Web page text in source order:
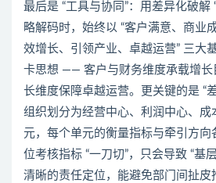
最后是 “工具与协同”：用差异化破解
略解码时，始终以 “客户满意、商业
效增长、引领产业、卓越运营” 三大
卡思想 —— 客户与财务维度承载增长
长维度保障卓越运营。更关键的是 “
组织划分为经营中心、利润中心、成
元，每个单元的衡量指标与牵引方向
位考核指标 “一刀切”，只会导致 “基
清晰的责任定位，能避免部门间扯皮